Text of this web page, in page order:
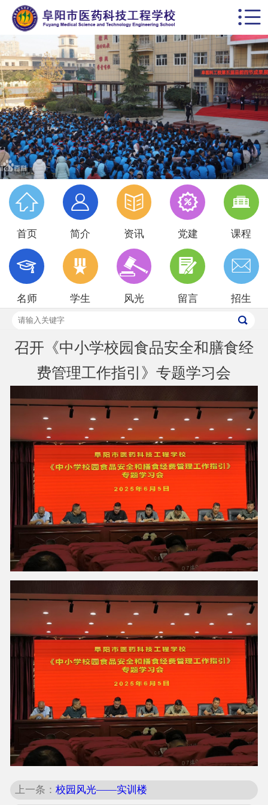
 首页
学校概括
校园动态
思政德育
教学科研
党建专栏
名师风采
学生天地
招生就业
校园风光


首页

简介

资讯

党建

课程

名师

学生

风光

留言

招生
召开《中小学校园食品安全和膳食经
费管理工作指引》专题学习会
上一条：校园风光——实训楼